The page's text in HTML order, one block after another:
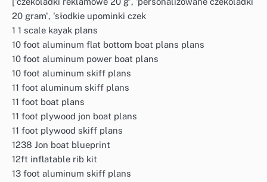
20 gram', 'słodkie upominki czek
1 1 scale kayak plans
10 foot aluminum flat bottom boat plans plans
10 foot aluminum power boat plans
10 foot aluminum skiff plans
11 foot aluminum skiff plans
11 foot boat plans
11 foot plywood jon boat plans
11 foot plywood skiff plans
1238 Jon boat blueprint
12ft inflatable rib kit
13 foot aluminum skiff plans